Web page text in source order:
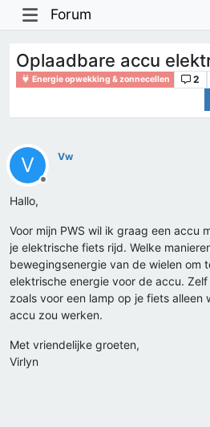
Forum
Oplaadbare accu
Energie opwekking & zonnecellen 2
V
Offline
Vw
Hallo,
Voor mijn PWS wil ik graag een accu
je elektrische fiets rijd. Welke
bewegingsenergie van de wielen om
elektrische energie voor de accu.
zoals voor een lamp op je fiets alleen
accu zou werken.
Met vriendelijke groeten,
Virlyn